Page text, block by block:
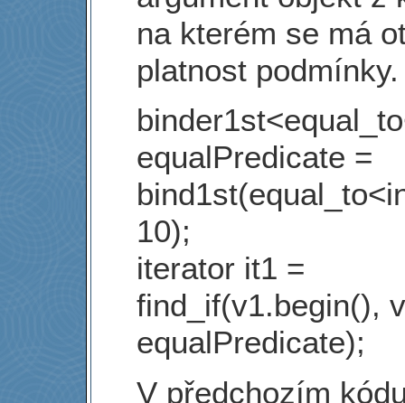
na kterém se má
platnost podmínky.
equalPredicate =
10);
iterator it1 =
find_if(v1.begin(),
equalPredicate);
V předchozím